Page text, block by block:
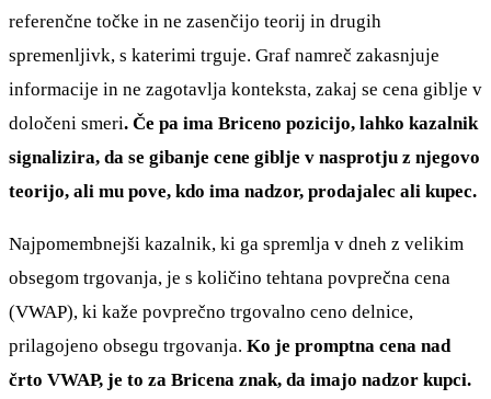
referenčne točke in ne zasenčijo teorij in drugih
spremenljivk, s katerimi trguje. Graf namreč zakasnjuje
informacije in ne zagotavlja konteksta, zakaj se cena giblje v
določeni smeri. Če pa ima Briceno pozicijo, lahko kazalnik
signalizira, da se gibanje cene giblje v nasprotju z njegovo
teorijo, ali mu pove, kdo ima nadzor, prodajalec ali kupec.
Najpomembnejši kazalnik, ki ga spremlja v dneh z velikim
obsegom trgovanja, je s količino tehtana povprečna cena
(VWAP), ki kaže povprečno trgovalno ceno delnice,
prilagojeno obsegu trgovanja. Ko je promptna cena nad
črto VWAP, je to za Bricena znak, da imajo nadzor kupci.